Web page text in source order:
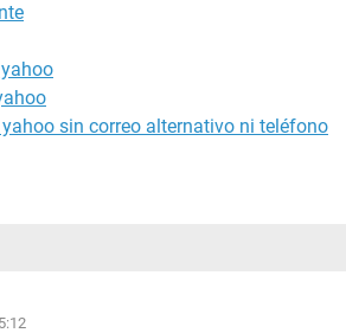
sin correo alternativo ni teléfono